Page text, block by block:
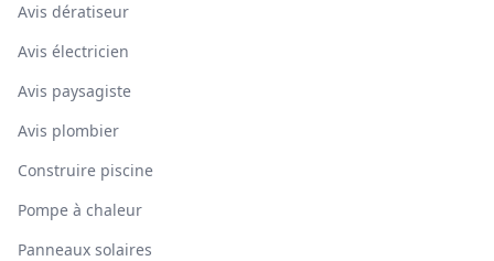
Avis dératiseur
Avis électricien
Avis paysagiste
Avis plombier
Construire piscine
Pompe à chaleur
Panneaux solaires